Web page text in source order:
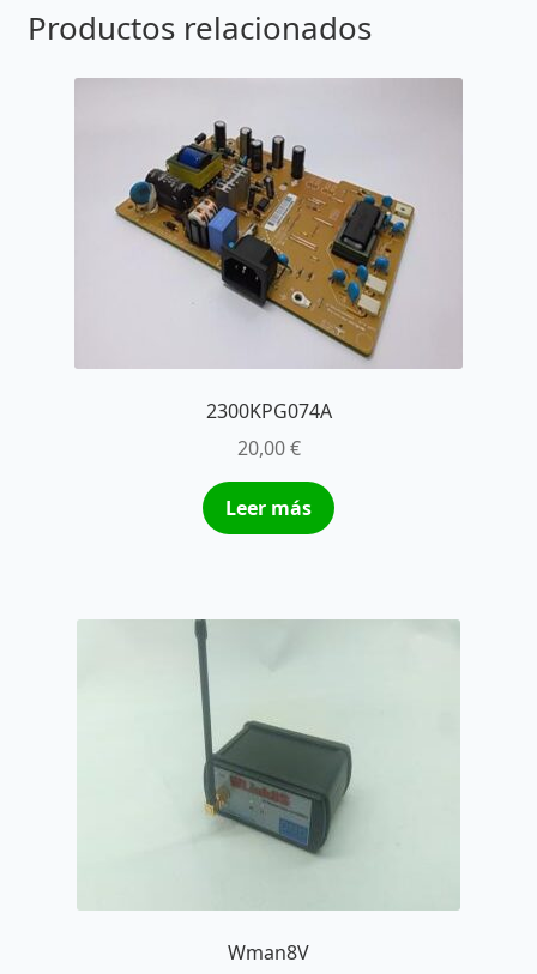
Productos relacionados
2300KPG074A
20,00€
Leer más
Wman8V